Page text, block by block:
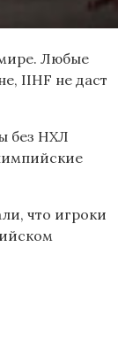
Любые
IIHF не даст
без НХЛ
что игроки